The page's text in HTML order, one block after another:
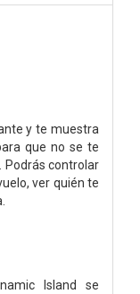
y te muestra
que no se te
Podrás controlar
ver quién te
Island se